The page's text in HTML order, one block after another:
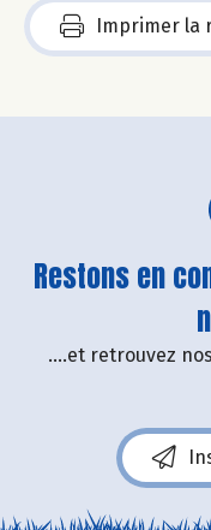
Imprimer la
Restons en
....et retrouvez